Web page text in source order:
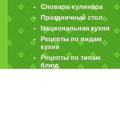
Словарь кулинара
Праздничный стол
Национальная кухня
Рецепты по видам
кухни
Рецепты по типам
блюд